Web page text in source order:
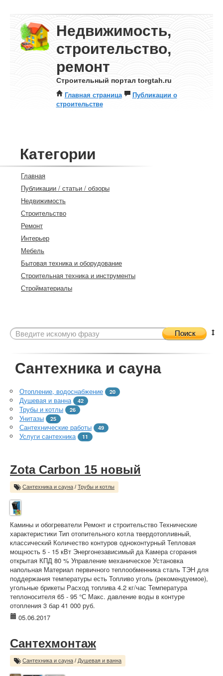
Недвижимость,
строительство,
ремонт
Строительный портал torgtah.ru
Главная страница
Публикации о
строительстве
Категории
Главная
Публикации / статьи / обзоры
Недвижимость
Строительство
Ремонт
Интерьер
Мебель
Бытовая техника и оборудование
Строительная техника и инструменты
Стройматериалы
Поиск
Сантехника и сауна
Отопление, водоснабжение 20
Душевая и ванна 42
Трубы и котлы 26
Унитазы 25
Сантехнические работы 49
Услуги сантехника 11
Zota Carbon 15 новый
Сантехника и сауна / Трубы и котлы
Камины и обогреватели Ремонт и строительство Технические
характеристики Тип отопительного котла твердотопливный,
классический Количество контуров одноконтурный Тепловая
мощность 5 - 15 кВт Энергонезависимый да Камера сгорания
открытая КПД 80 % Управление механическое Установка
напольная Материал первичного теплообменника сталь ТЭН для
поддержания температуры есть Топливо уголь (рекомендуемое),
угольные брикеты Расход топлива 4.2 кг/час Температура
теплоносителя 65 - 95 °С Макс. давление воды в контуре
отопления 3 бар 41 000 руб.
05.06.2017
Сантехмонтаж
Сантехника и сауна / Душевая и ванна